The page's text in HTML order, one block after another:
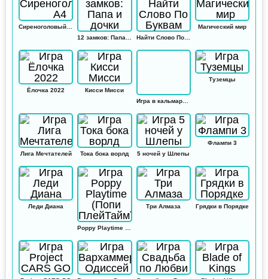
Найти Слово По Буквам
Магический мир
Ёлочка 2022
Кисси Мисси
Игра в кальмара: Амонг ас
Туземцы
Лига Мечтателей Тока бока ворлд 5 ночей у Шлепы
Флампи 3
Леди Диана Три Алмаза Грядки в Порядке